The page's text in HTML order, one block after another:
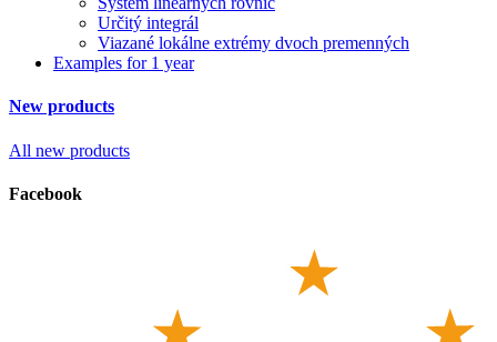
Určitý integrál
Viazané lokálne extrémy dvoch premenných
Examples for 1 year
New products
All new products
Facebook